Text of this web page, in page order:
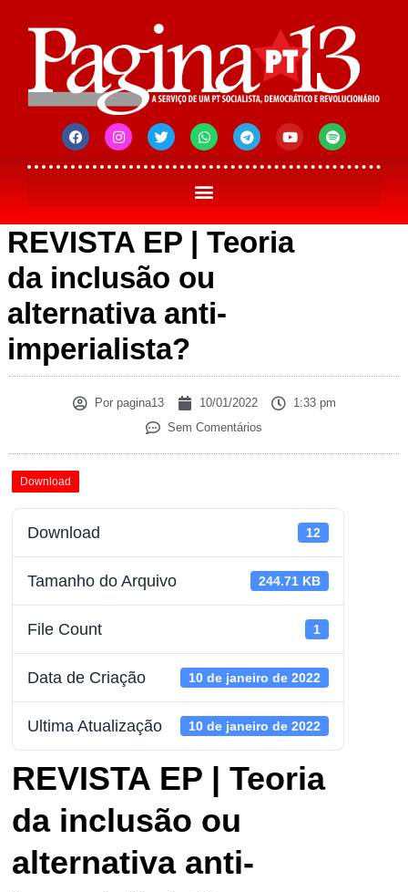
REVISTA EP | Teoria
da inclusão ou
alternativa anti-
imperialista?
Porpagina13 10/01/2022
1:33 pm
Sem Comentários
Download
Download 12
Tamanho do Arquivo 244.71 KB
File Count 1
Data de Criação 10 de janeiro de 2022
Ultima Atualização 10 de janeiro de 2022
REVISTA EP | Teoria
da inclusão ou
alternativa anti-